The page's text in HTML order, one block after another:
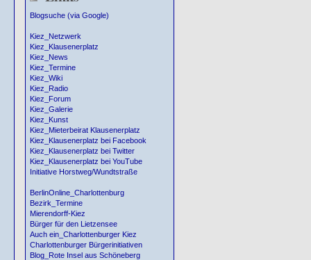
Blogsuche (via Google)
Kiez_Netzwerk
Kiez_Klausenerplatz
Kiez_News
Kiez_Termine
Kiez_Wiki
Kiez_Radio
Kiez_Forum
Kiez_Galerie
Kiez_Kunst
Kiez_Mieterbeirat Klausenerplatz
Kiez_Klausenerplatz bei Facebook
Kiez_Klausenerplatz bei Twitter
Kiez_Klausenerplatz bei YouTube
Initiative Horstweg/Wundtstraße
BerlinOnline_Charlottenburg
Bezirk_Termine
Mierendorff-Kiez
Bürger für den Lietzensee
Auch ein_Charlottenburger Kiez
Charlottenburger Bürgerinitiativen
Blog_Rote Insel aus Schöneberg